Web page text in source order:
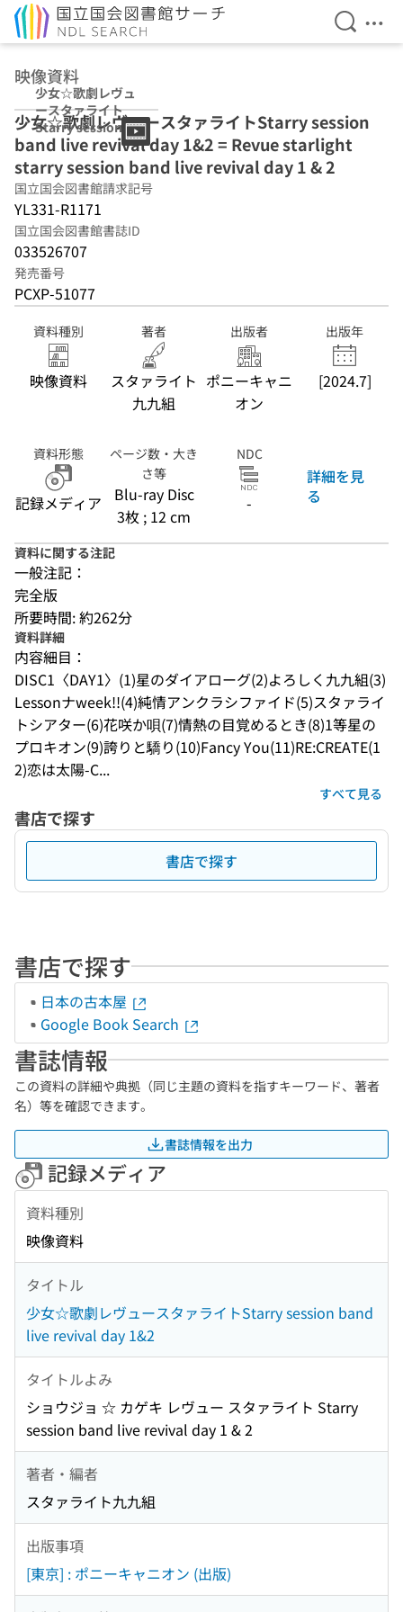
検索を
メ
映像資料
少女☆歌劇レヴュ
ースタァライト
Starry session
band live revival
day 1&2
少女☆歌劇レヴュースタァライトStarry session
band live revival day 1&2 = Revue starlight
starry session band live revival day 1 & 2
国立国会図書館請求記号
YL331-R1171
国立国会図書館書誌ID
033526707
発売番号
PCXP-51077
資料種別
映像資料
著者
スタァライト
九九組
出版者
ポニーキャニ
オン
出版年
[2024.7]
資料形態
記録メディア
ページ数・大き
さ等
Blu-ray Disc
3枚 ; 12 cm
NDC
-
詳細を見
る
資料に関する注記
一般注記：
完全版
所要時間: 約262分
資料詳細
内容細目：
DISC1〈DAY1〉(1)星のダイアローグ(2)よろしく九九組(3)
Lessonナweek!!(4)純情アンクラシファイド(5)スタァライ
トシアター(6)花咲か唄(7)情熱の目覚めるとき(8)1等星の
プロキオン(9)誇りと驕り(10)Fancy You(11)RE:CREATE(1
2)恋は太陽-C...
すべて見る
書店で探す
書店で探す
書店で探す
日本の古本屋
Google Book Search
書誌情報
この資料の詳細や典拠（同じ主題の資料を指すキーワード、著者
名）等を確認できます。
書誌情報を出力
記録メディア
資料種別
映像資料
タイトル
少女☆歌劇レヴュースタァライトStarry session band
live revival day 1&2
タイトルよみ
ショウジョ ☆ カゲキ レヴュー スタァライト Starry
session band live revival day 1 & 2
著者・編者
スタァライト九九組
出版事項
[東京] : ポニーキャニオン (出版)